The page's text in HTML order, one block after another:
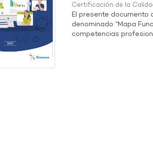
Certificación de la
El presente documento
denominado “Mapa
competencias